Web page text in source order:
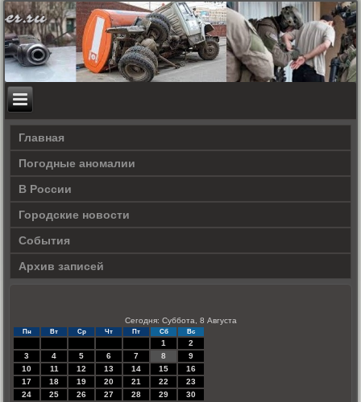
Главная
Погодные аномалии
В России
Городские новости
События
Архив записей
Сегодня: Суббота, 8 Августа
Пн Вт Ср Чт Пт Сб Вс
1
2
3
4 5 6 7 8
9
10
11 12 13 14 15
16
17
18 19 20 21 22
23
24
25 26 27 28 29
30